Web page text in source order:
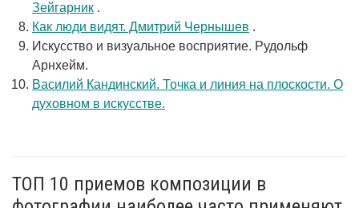
Зейгарник .
Как люди видят. Дмитрий Чернышев .
Искусство и визуальное восприятие. Рудольф
Арнхейм.
Василий Кандинский. Точка и линия на плоскости. О
духовном в искусстве.
ТОП 10 приемов композиции в